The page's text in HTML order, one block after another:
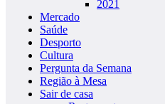
2021
Mercado
Saúde
Desporto
Cultura
Pergunta da Semana
Região à Mesa
Sair de casa